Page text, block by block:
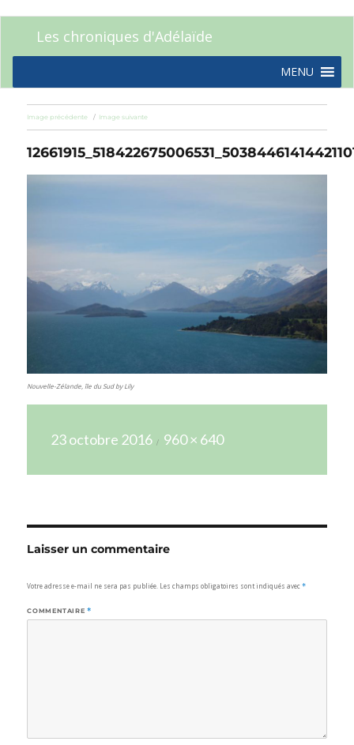
Les chroniques d'Adélaïde
MENU
Image précédente Image suivante
Nouvelle-Zélande, île du Sud by Lily
le
23 octobre 2016
réelle
960 × 640
Laisser un commentaire
Votre adresse e-mail ne sera pas publiée. Les champs obligatoires sont indiqués avec*
COMMENTAIRE *